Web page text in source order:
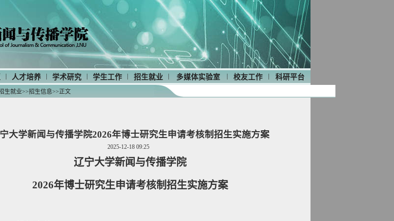
| 人才培养 | 学术研究 | 学生工作 | 招生就业 | 多媒体实验室 | 校友工作 | 科研平台
生就业>>招生信息>>正文
大学新闻与传播学院2026年博士研究生申请考核制招生实施方案
2025-12-18 09:25
辽宁大学新闻与传播学院
2026年博士研究生申请考核制招生实施方案